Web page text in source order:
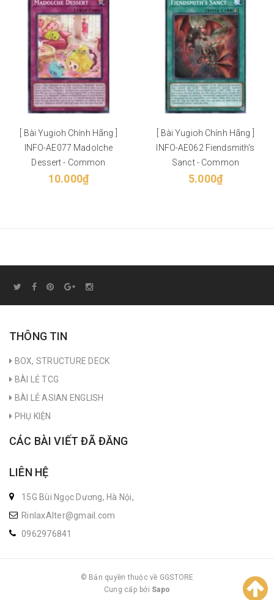
[ Bài Yugioh Chính Hãng ]
INFO-AE077 Madolche
Dessert - Common
10.000₫
[ Bài Yugioh Chính Hãng ]
INFO-AE062 Fiendsmith's
Sanct - Common
5.000₫
THÔNG TIN
BOX, STRUCTURE DECK
BÀI LẺ TCG
BÀI LẺ ASIAN ENGLISH
PHỤ KIỆN
CÁC BÀI VIẾT ĐÃ ĐĂNG
LIÊN HỆ
15G Bùi Ngọc Dương, Hà Nội,
RinlaxAlter@gmail.com
0962976841
© Bản quyền thuộc về GGSTORE
|
Cung cấp bởi Sapo